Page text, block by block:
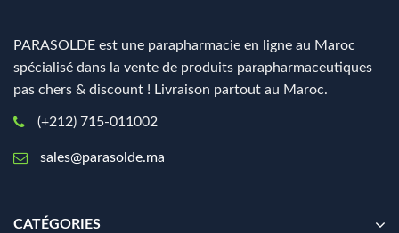
PARASOLDE est une parapharmacie en ligne au Maroc
spécialisé dans la vente de produits parapharmaceutiques
pas chers & discount ! Livraison partout au Maroc.
(+212) 715-011002
sales@parasolde.ma
CATÉGORIES